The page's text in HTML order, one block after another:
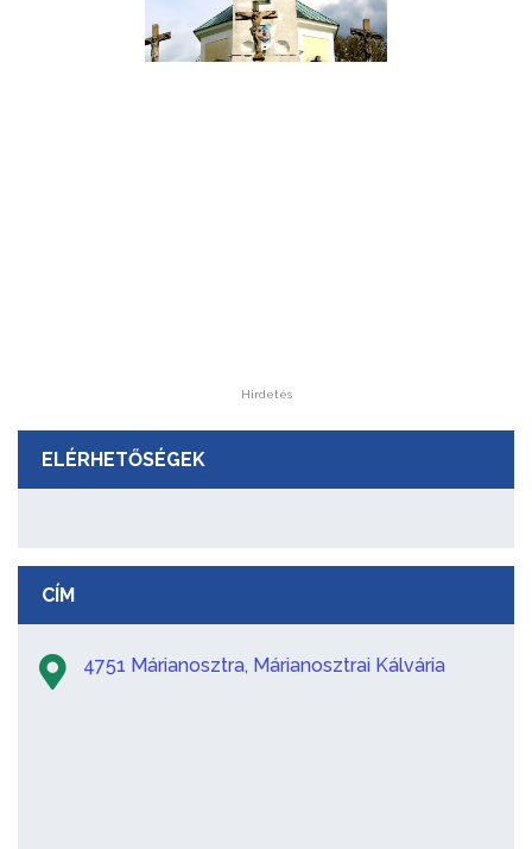
Hirdetés
ELÉRHETŐSÉGEK
CÍM
4751 Márianosztra, Márianosztrai Kálvária